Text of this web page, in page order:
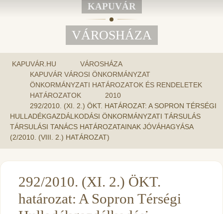
KAPUVÁR
VÁROSHÁZA
KAPUVÁR.HU
VÁROSHÁZA
KAPUVÁR VÁROSI ÖNKORMÁNYZAT
ÖNKORMÁNYZATI HATÁROZATOK ÉS RENDELETEK
HATÁROZATOK
2010
292/2010. (XI. 2.) ÖKT. HATÁROZAT: A SOPRON TÉRSÉGI
HULLADÉKGAZDÁLKODÁSI ÖNKORMÁNYZATI TÁRSULÁS
TÁRSULÁSI TANÁCS HATÁROZATAINAK JÓVÁHAGYÁSA
(2/2010. (VIII. 2.) HATÁROZAT)
292/2010. (XI. 2.) ÖKT.
határozat: A Sopron Térségi